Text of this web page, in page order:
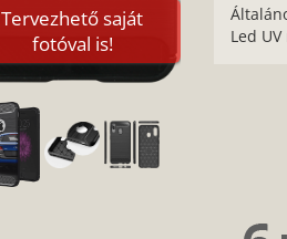
Tervezhető saját
fotóval is!
Led